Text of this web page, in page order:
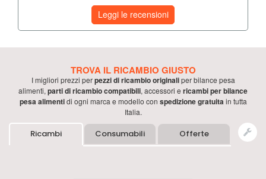
Leggi le recensioni
TROVA IL RICAMBIO GIUSTO
I migliori prezzi perpezzi di ricambio originaliperbilance pesa
alimenti, parti di ricambio compatibili, accessori e ricambi perbilance
pesa alimentidi ogni marca e modello con spedizione gratuita in tutta
Italia.
Ricambi Consumabili Offerte